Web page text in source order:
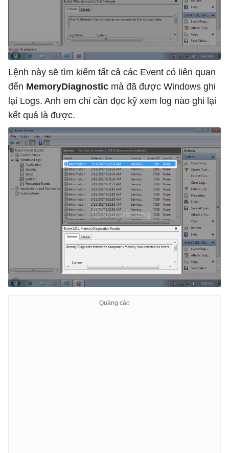
Lệnh này sẽ tìm kiếm tất cả các Event có liên quan
đến MemoryDiagnostic mà đã được Windows ghi
lại Logs. Anh em chỉ cần đọc kỹ xem log nào ghi lại
kết quả là được.